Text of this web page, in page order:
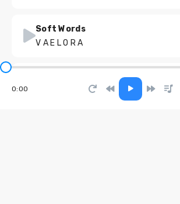
Soft Words
V A E L O R A
Не доверяй в этом мире никому
0:00